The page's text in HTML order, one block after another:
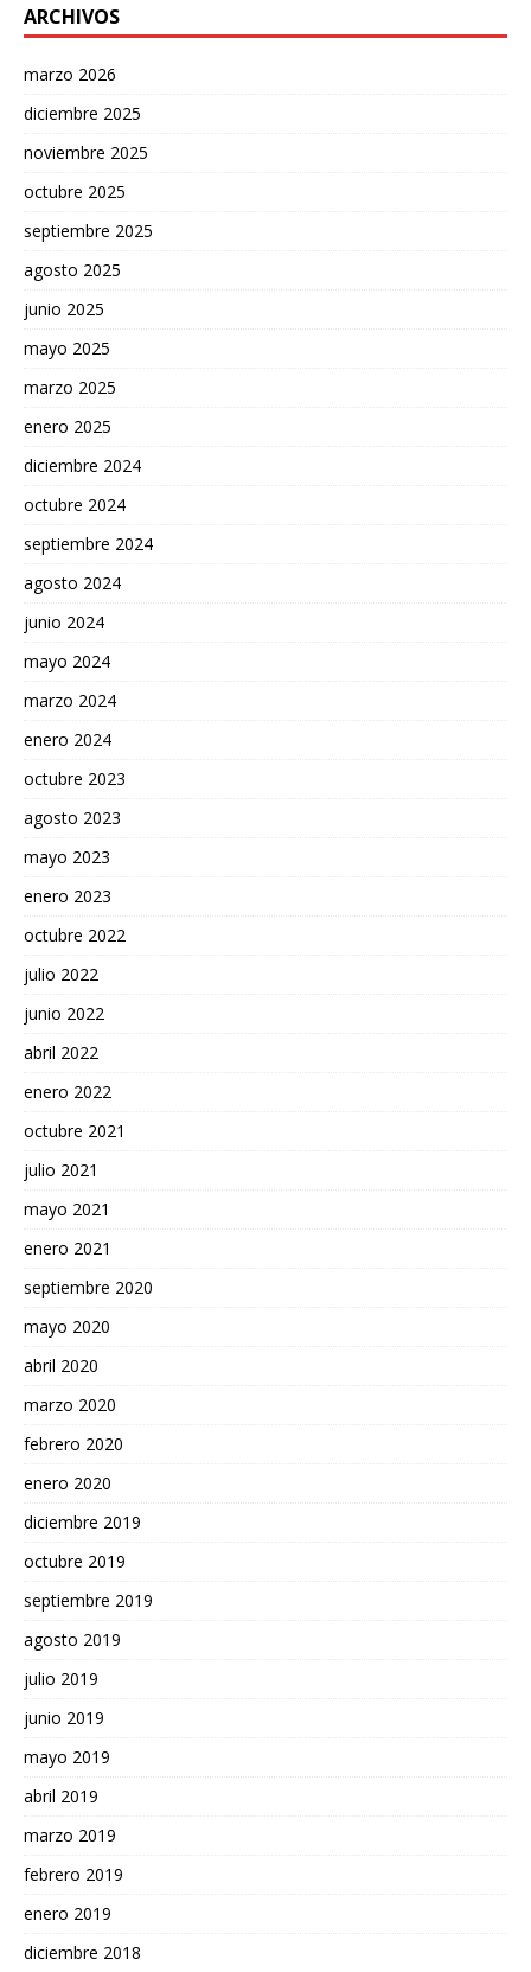
ARCHIVOS
marzo 2026
diciembre 2025
noviembre 2025
octubre 2025
septiembre 2025
agosto 2025
junio 2025
mayo 2025
marzo 2025
enero 2025
diciembre 2024
octubre 2024
septiembre 2024
agosto 2024
junio 2024
mayo 2024
marzo 2024
enero 2024
octubre 2023
agosto 2023
mayo 2023
enero 2023
octubre 2022
julio 2022
junio 2022
abril 2022
enero 2022
octubre 2021
julio 2021
mayo 2021
enero 2021
septiembre 2020
mayo 2020
abril 2020
marzo 2020
febrero 2020
enero 2020
diciembre 2019
octubre 2019
septiembre 2019
agosto 2019
julio 2019
junio 2019
mayo 2019
abril 2019
marzo 2019
febrero 2019
enero 2019
diciembre 2018